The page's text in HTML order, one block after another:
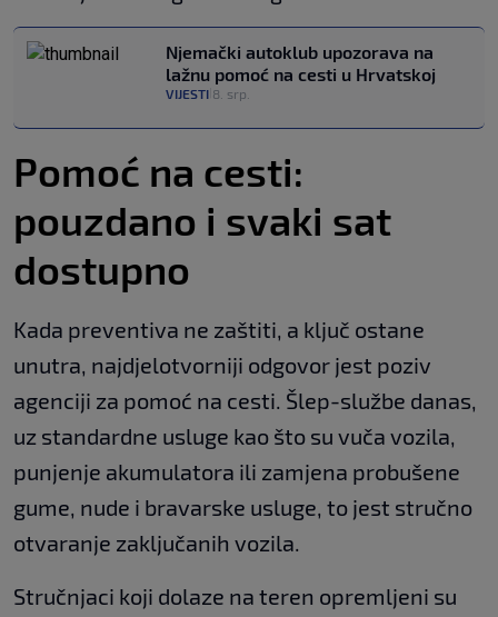
Njemački autoklub upozorava na
lažnu pomoć na cesti u Hrvatskoj
VIJESTI 8. srp.
Pomoć na cesti:
pouzdano i svaki sat
dostupno
Kada preventiva ne zaštiti, a ključ ostane
unutra, najdjelotvorniji odgovor jest poziv
agenciji za pomoć na cesti. Šlep-službe danas,
uz standardne usluge kao što su vuča vozila,
punjenje akumulatora ili zamjena probušene
gume, nude i bravarske usluge, to jest stručno
otvaranje zaključanih vozila.
Stručnjaci koji dolaze na teren opremljeni su